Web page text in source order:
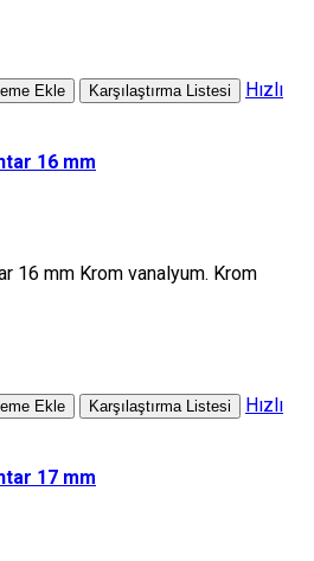
Ekle Karşılaştırma Listesi
Hızlı
16 mm
16 mm Krom vanalyum. Krom
Ekle Karşılaştırma Listesi
Hızlı
17 mm